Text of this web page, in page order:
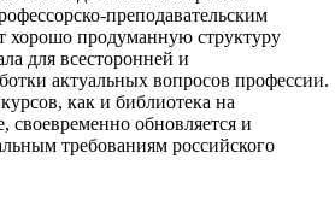
преподавательским
продуманную структуру
для всесторонней и
актуальных вопросов профессии.
как и библиотека на
своевременно обновляется и
требованиям российского